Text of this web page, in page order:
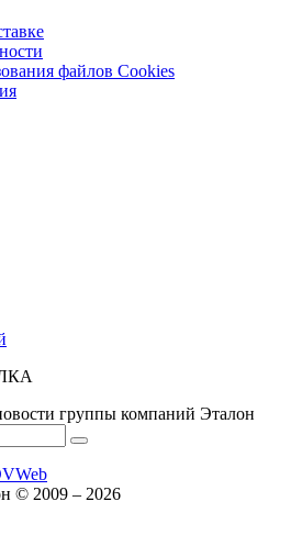
файлов Сookies
группы компаний Эталон
© 2009 – 2026